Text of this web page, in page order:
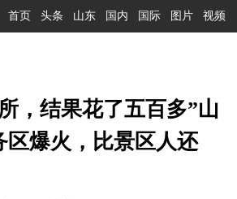
首页 头条 山东 国内 国际 图片 视频
，结果花了五百多”山
区爆火，比景区人还